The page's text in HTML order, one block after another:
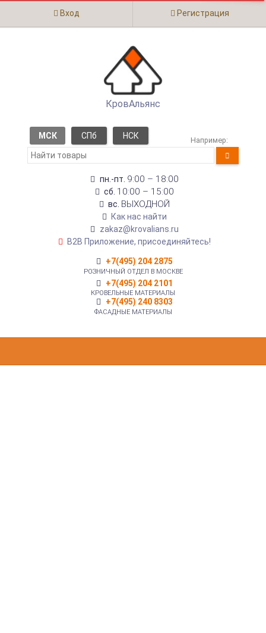
Вход Регистрация
КровАльянс
МСК СПб НСК Например:
пн.-пт. 9:00 – 18:00
сб. 10:00 – 15:00
вс. ВЫХОДНОЙ
Как нас найти
zakaz@krovalians.ru
B2B Приложение, присоединяйтесь!
+7(495) 204 2875
РОЗНИЧНЫЙ ОТДЕЛ В МОСКВЕ
+7(495) 204 2101
КРОВЕЛЬНЫЕ МАТЕРИАЛЫ
+7(495) 240 8303
ФАСАДНЫЕ МАТЕРИАЛЫ